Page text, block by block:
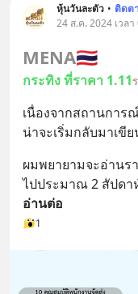
หุ้นวันละตัว • ติดต
24 ส.ค. 2024 เวล
MENA🇹🇭
กระทิง ที่ราคา 1.11
เนื่องจากสถานการ
น่าจะเริ่มกลับมาเขี
ผมพยายามจะอ่านร
ไปประมาณ 2 สัปดา
อ่านต่อ
1